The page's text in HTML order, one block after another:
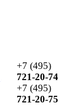
+7 (495)
721-20-74
+7 (495)
721-20-75